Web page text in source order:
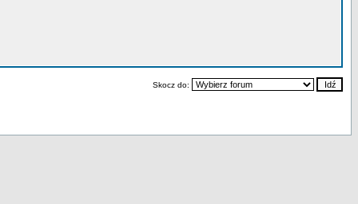
Skocz do: